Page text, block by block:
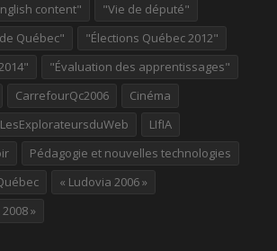
content"
"Vie de député"
Québec"
"Élections Québec 2012"
"Évaluation des apprentissages"
CarrefourQc2006
Cinéma
LesExplorateursduWeb
LIfIA
Pédagogie et nouvelles technologies
« Ludovia 2006 »
»